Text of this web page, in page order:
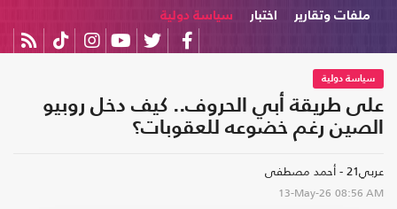
ملفات وتقارير
اختبار سياسة دولية
سياسة دولية
على طريقة أبي الحروف.. كيف دخل روبيو
الصين رغم خضوعه للعقوبات؟
عربي21 - أحمد مصطفى
13-May-26 08:56 AM